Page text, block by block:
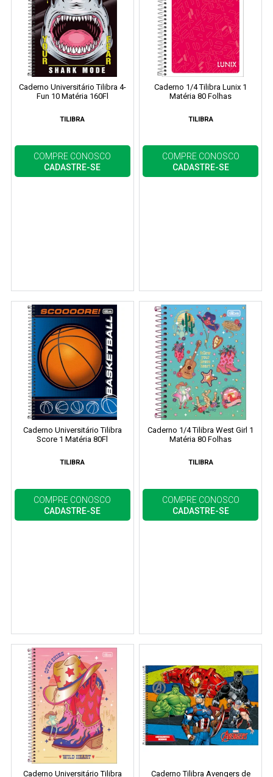
Caderno Universitário Tilibra 4-
Fun 10 Matéria 160Fl
TILIBRA
COMPRE CONOSCO
CADASTRE-SE
Caderno 1/4 Tilibra Lunix 1
Matéria 80 Folhas
TILIBRA
COMPRE CONOSCO
CADASTRE-SE
Caderno Universitário Tilibra
Score 1 Matéria 80Fl
TILIBRA
COMPRE CONOSCO
CADASTRE-SE
Caderno 1/4 Tilibra West Girl 1
Matéria 80 Folhas
TILIBRA
COMPRE CONOSCO
CADASTRE-SE
Caderno Universitário Tilibra
Caderno Tilibra Avengers de